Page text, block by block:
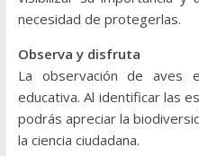
necesidad de protegerlas.
Observa y disfruta
La observación de aves
educativa. Al identificar las
podrás apreciar la
la ciencia ciudadana.